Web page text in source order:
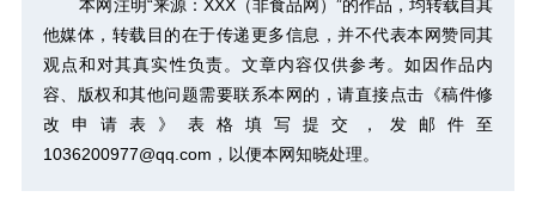
本网注明“来源：XXX（非食品网）”的作品，均转载自其
他媒体，转载目的在于传递更多信息，并不代表本网赞同其
观点和对其真实性负责。文章内容仅供参考。如因作品内
容、版权和其他问题需要联系本网的，请直接点击 《稿件修
改申请表》 表格填写提交，发邮件至
1036200977@qq.com，以便本网知晓处理。